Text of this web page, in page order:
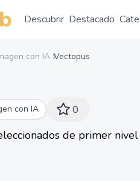
Descubrir Destacado
con IA Vectopus
con IA 0
de primer